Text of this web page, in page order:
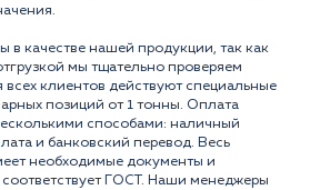
в качестве нашей продукции, так как
мы тщательно проверяем
клиентов действуют специальные
позиций от 1 тонны. Оплата
способами: наличный
и банковский перевод. Весь
необходимые документы и
соответствует ГОСТ. Наши менеджеры